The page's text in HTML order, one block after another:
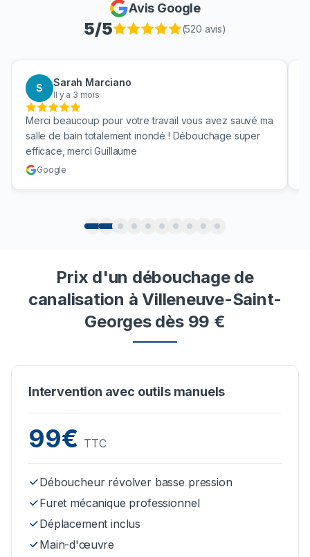
Avis Google
5/5 (520 avis)
S Sarah Marciano
Il y a 3 mois
Merci beaucoup pour votre travail vous avez sauvé ma
salle de bain totalement inondé ! Débouchage super
efficace, merci Guillaume
Google
Prix d'un débouchage de
canalisation à Villeneuve-Saint-
Georges dès 99 €
Intervention avec outils manuels
99€ TTC
Déboucheur révolver basse pression
Furet mécanique professionnel
Déplacement inclus
Main-d'œuvre